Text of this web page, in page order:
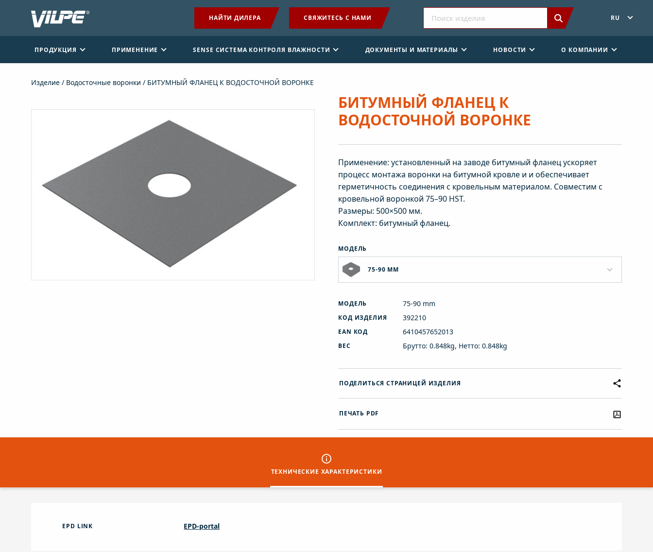
НАЙТИ ДИЛЕРА СВЯЖИТЕСЬ С НАМИ RU
ПРОДУКЦИЯ ПРИМЕНЕНИЕ SENSE СИСТЕМА КОНТРОЛЯ ВЛАЖНОСТИ ДОКУМЕНТЫ И МАТЕРИАЛЫ НОВОСТИ О КОМПАНИИ
ДОКУМЕНТЫ И МАТЕРИАЛЫ
НОВОСТИ
О КОМПАНИИ
НАЙТИ ДИЛЕРА СВЯЖИТЕСЬ С НАМИ
SV
Изделие / Водосточные воронки / БИТУМНЫЙ ФЛАНЕЦ К ВОДОСТОЧНОЙ ВОРОНКЕ
БИТУМНЫЙ ФЛАНЕЦ К
ВОДОСТОЧНОЙ ВОРОНКЕ
Применение: установленный на заводе битумный фланец ускоряет
процесс монтажа воронки на битумной кровле и и обеспечивает
герметичность соединения с кровельным материалом. Совместим с
кровельной воронкой 75–90 HST.
Размеры: 500×500 мм.
Комплект: битумный фланец.
МОДЕЛЬ
75-90 MM
МОДЕЛЬ 75-90 mm
КОД ИЗДЕЛИЯ 392210
EAN КОД 6410457652013
ВЕС Брутто: 0.848kg, Нетто: 0.848kg
ПОДЕЛИТЬСЯ СТРАНИЦЕЙ ИЗДЕЛИЯ
ПЕЧАТЬ PDF
ТЕХНИЧЕСКИЕ ХАРАКТЕРИСТИКИ
EPD LINK EPD-portal